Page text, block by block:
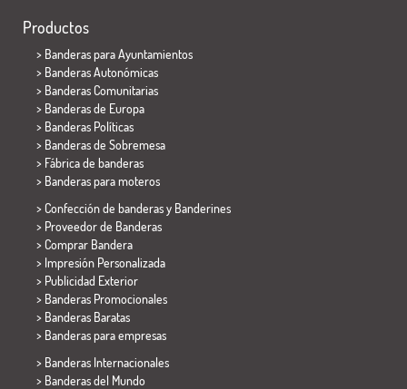
Productos
> Banderas para Ayuntamientos
> Banderas Autonómicas
> Banderas Comunitarias
> Banderas de Europa
> Banderas Políticas
> Banderas de Sobremesa
> Fábrica de banderas
> Banderas para moteros
> Confección de banderas y Banderines
> Proveedor de Banderas
> Comprar Bandera
> Impresión Personalizada
> Publicidad Exterior
> Banderas Promocionales
> Banderas Baratas
> Banderas para empresas
> Banderas Internacionales
> Banderas del Mundo